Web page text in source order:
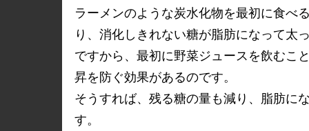
ラーメンのような炭水化物を最初に食べ
り、消化しきれない糖が脂肪になって太
ですから、最初に野菜ジュースを飲むこ
昇を防ぐ効果があるのです。
そうすれば、残る糖の量も減り、脂肪に
す。